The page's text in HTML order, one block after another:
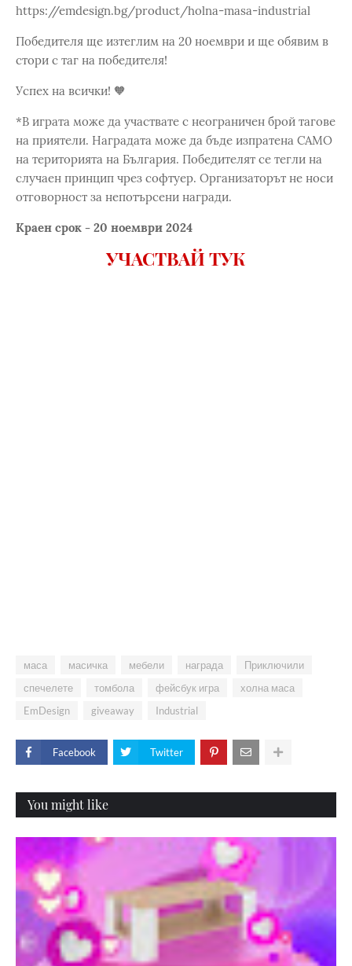
https://emdesign.bg/product/holna-masa-industrial
Победителя ще изтеглим на 20 ноември и ще обявим в
стори с таг на победителя!
Успех на всички! 🧡
*В играта може да участвате с неограничен брой тагове
на приятели. Наградата може да бъде изпратена САМО
на територията на България. Победителят се тегли на
случаен принцип чрез софтуер. Организаторът не носи
отговорност за непотърсени награди.
Краен срок - 20 ноември 2024
УЧАСТВАЙ ТУК
маса масичка мебели награда
Приключили
спечелете
томбола фейсбук игра
холна маса
EmDesign
giveaway Industrial
Facebook Twitter
You might like